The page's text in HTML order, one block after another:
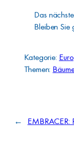
Das
Bleiben Sie
Kategorie:
Themen:
←